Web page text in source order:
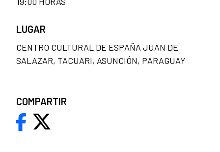
LUGAR
CENTRO CULTURAL DE ESPAÑA JUAN DE
SALAZAR, TACUARI, ASUNCIÓN, PARAGUAY
COMPARTIR